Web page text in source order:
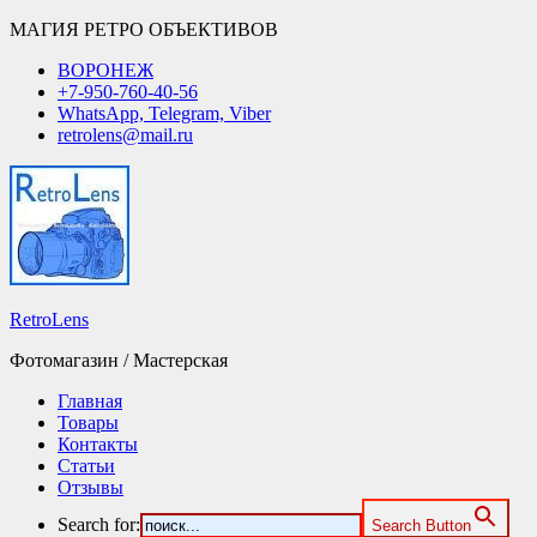
МАГИЯ РЕТРО ОБЪЕКТИВОВ
ВОРОНЕЖ
+7-950-760-40-56
WhatsApp, Telegram, Viber
retrolens@mail.ru
RetroLens
Фотомагазин / Мастерская
Главная
Товары
Контакты
Статьи
Отзывы
Search for:
Search Button